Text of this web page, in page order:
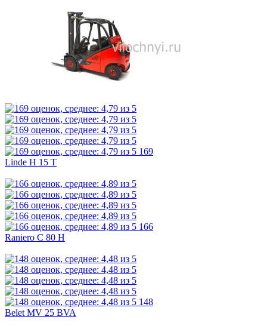
169
Linde H 15 T
166
Raniero C 80 H
148
Belet MV 25 BVA